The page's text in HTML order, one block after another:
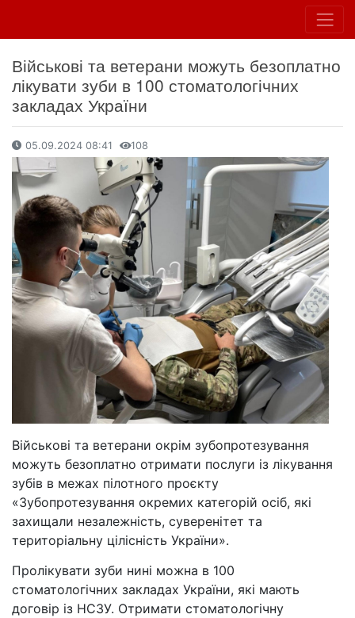
Військові та ветерани можуть безоплатно
лікувати зуби в 100 стоматологічних
закладах України
05.09.2024 08:41 108
Військові та ветерани окрім зубопротезування
можуть безоплатно отримати послуги із лікування
зубів в межах пілотного проєкту
«Зубопротезування окремих категорій осіб, які
захищали незалежність, суверенітет та
територіальну цілісність України».
Пролікувати зуби нині можна в 100
стоматологічних закладах України, які мають
договір із НСЗУ. Отримати стоматологічну